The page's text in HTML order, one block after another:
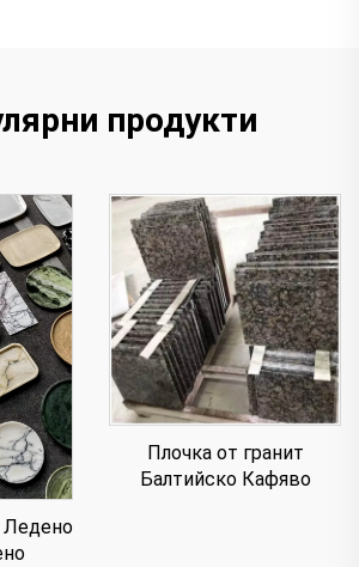
продукти
Ледено
Плочка от гранит
Балтийско Кафяво